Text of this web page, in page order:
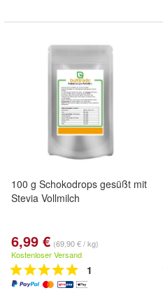
100 g Schokodrops gesüßt mit
Stevia Vollmilch
6,99 € (69,90 € / kg)
Kostenloser Versand
1